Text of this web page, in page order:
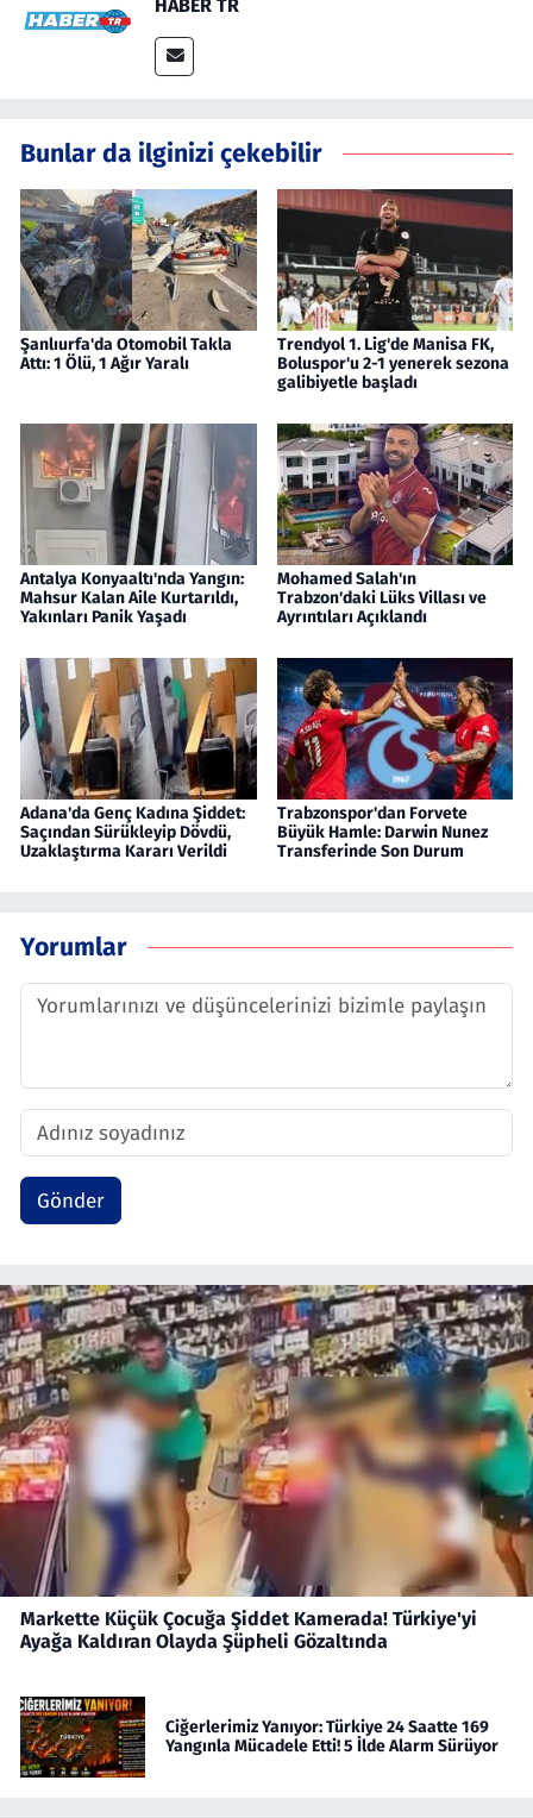
HABER TR
Bunlar da ilginizi çekebilir
Şanlıurfa'da Otomobil Takla
Attı: 1 Ölü, 1 Ağır Yaralı
Trendyol 1. Lig'de Manisa FK,
Boluspor'u 2-1 yenerek sezona
galibiyetle başladı
Antalya Konyaaltı'nda Yangın:
Mahsur Kalan Aile Kurtarıldı,
Yakınları Panik Yaşadı
Mohamed Salah'ın
Trabzon'daki Lüks Villası ve
Ayrıntıları Açıklandı
Adana'da Genç Kadına Şiddet:
Saçından Sürükleyip Dövdü,
Uzaklaştırma Kararı Verildi
Trabzonspor'dan Forvete
Büyük Hamle: Darwin Nunez
Transferinde Son Durum
Yorumlar
Gönder
Markette Küçük Çocuğa Şiddet Kamerada! Türkiye'yi
Ayağa Kaldıran Olayda Şüpheli Gözaltında
Ciğerlerimiz Yanıyor: Türkiye 24 Saatte 169
Yangınla Mücadele Etti! 5 İlde Alarm Sürüyor